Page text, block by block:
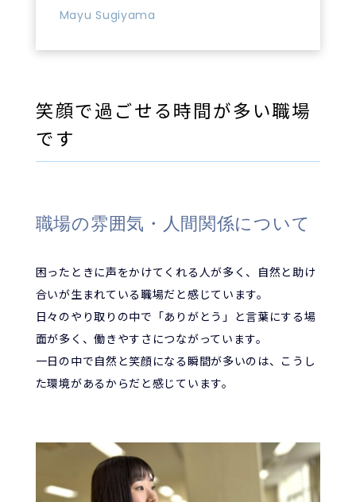
Mayu Sugiyama
笑顔で過ごせる時間が多い職場
です
職場の雰囲気・人間関係について
困ったときに声をかけてくれる人が多く、自然と助け
合いが生まれている職場だと感じています。
日々のやり取りの中で「ありがとう」と言葉にする場
面が多く、働きやすさにつながっています。
一日の中で自然と笑顔になる瞬間が多いのは、こうし
た環境があるからだと感じています。